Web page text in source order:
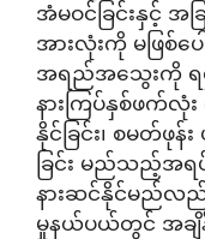
အံမဝင်ခြင်းနှင့် အ
အားလုံးကို မဖြစ်
အရည်အသွေးကို ရ
နားကြပ်နှစ်ဖက်
နိုင်ခြင်း၊ စမတ်ဖု
ခြင်း မည်သည့်အရ
နားဆင်နိုင်မည်လည်
မှုနယ်ပယ်တွင် အချိန်